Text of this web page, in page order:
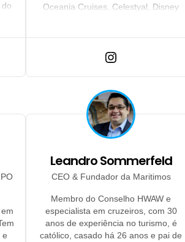
Oceania Cruises, Celestyal, Disney
e
Leandro Sommerfeld
CEO & Fundador da Maritimos
Membro do Conselho HWAW e
especialista em cruzeiros, com 30
anos de experiência no turismo, é
católico, casado há 26 anos e pai de